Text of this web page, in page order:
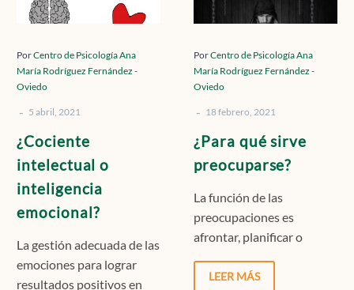
intelectual
inteligencia
emocional?
PorCentro de Psicología Ana
María Rodríguez Fernández -
Oviedo
- 5 abril, 2021
¿Cociente
intelectual o
inteligencia
emocional?
La gestión adecuada de las
emociones para lograr
resultados positivos en
qué
preocuparse?
PorCentro de Psicología Ana
María Rodríguez Fernández -
Oviedo
- 18 febrero, 2021
¿Para qué sirve
preocuparse?
La función de las
preocupaciones es
afrontar, planificar o
Cuando existe una
LEER MÁS